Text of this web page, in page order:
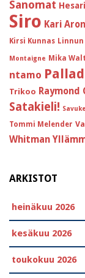
Sanomat Hesari
Siro Kari
Kirsi Kunnas
Montaigne Mika
ntamo
Trikoo Raymond
Satakieli!
Tommi Melender
Whitman
ARKISTOT
heinäkuu 2026
kesäkuu 2026
toukokuu 2026